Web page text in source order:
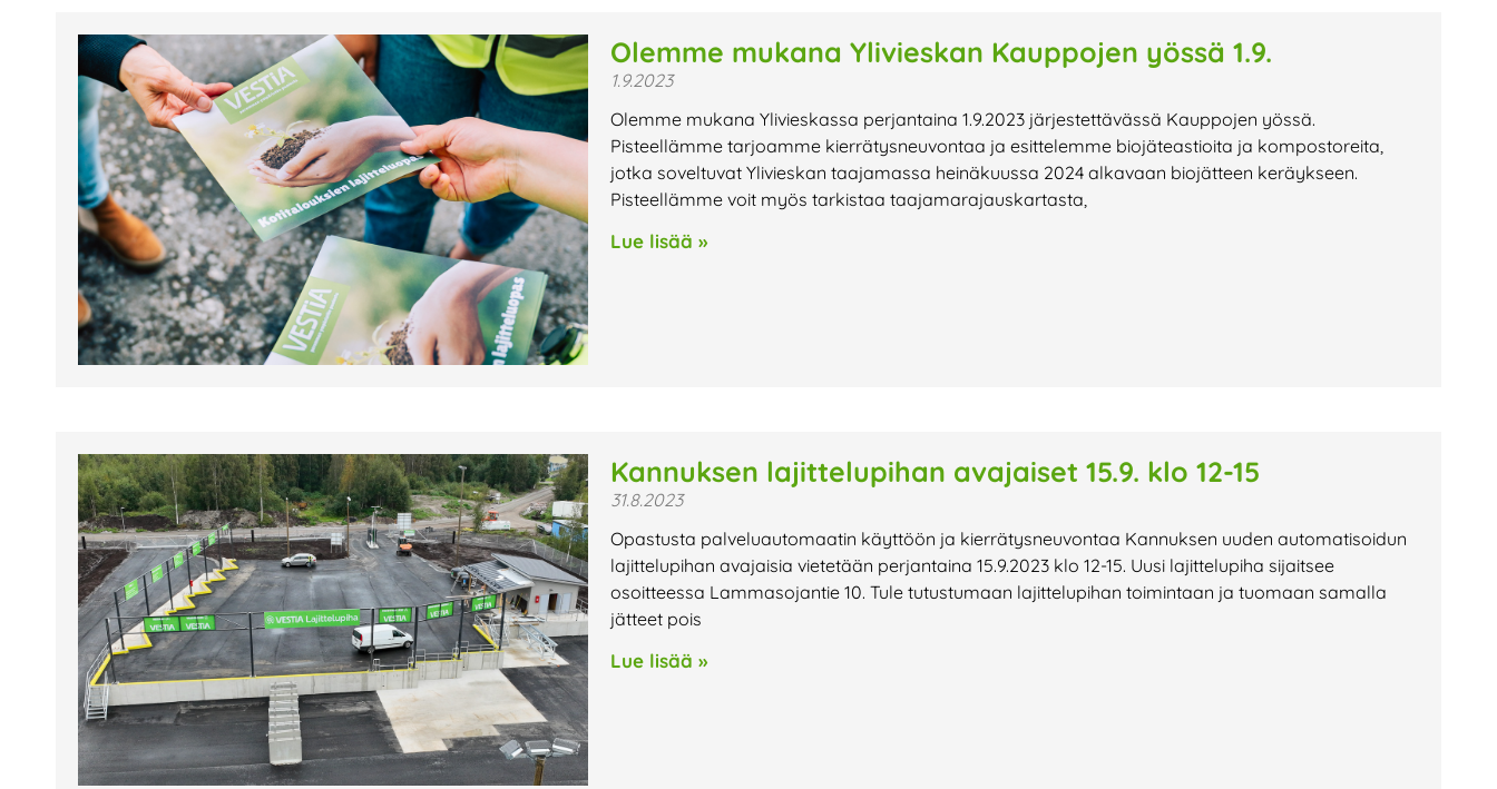
Olemme mukana Ylivieskan Kauppojen yössä 1.9.
1.9.2023
Olemme mukana Ylivieskassa perjantaina 1.9.2023 järjestettävässä Kauppojen yössä.
Pisteellämme tarjoamme kierrätysneuvontaa ja esittelemme biojäteastioita ja kompostoreita,
jotka soveltuvat Ylivieskan taajamassa heinäkuussa 2024 alkavaan biojätteen keräykseen.
Pisteellämme voit myös tarkistaa taajamarajauskartasta,
Lue lisää »
Kannuksen lajittelupihan avajaiset 15.9. klo 12-15
31.8.2023
Opastusta palveluautomaatin käyttöön ja kierrätysneuvontaa Kannuksen uuden automatisoidun
lajittelupihan avajaisia vietetään perjantaina 15.9.2023 klo 12-15. Uusi lajittelupiha sijaitsee
osoitteessa Lammasojantie 10. Tule tutustumaan lajittelupihan toimintaan ja tuomaan samalla
jätteet pois
Lue lisää »